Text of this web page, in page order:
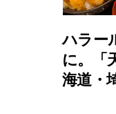
ハラー
に。「
海道・